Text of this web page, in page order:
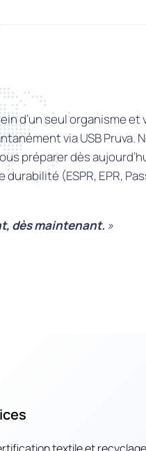
d’un seul organisme et
via USB Pruva.
préparer dès
durabilité (ESPR, EPR,
dès maintenant. »